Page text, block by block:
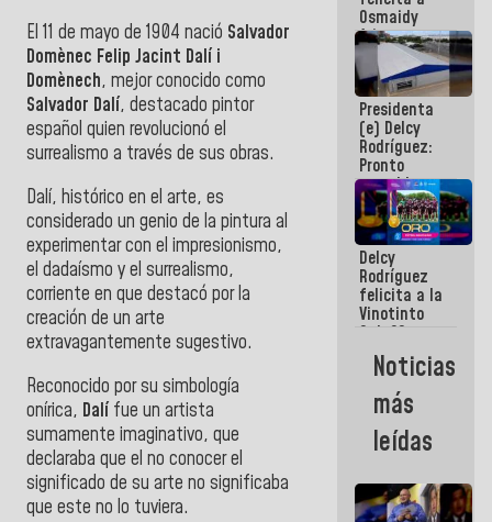
El 11 de mayo de 1904 nació Salvador
Domènec Felip Jacint Dalí i
Domènech, mejor conocido como
Salvador Dalí, destacado pintor
español quien revolucionó el
surrealismo a través de sus obras.
Dalí, histórico en el arte, es
considerado un genio de la pintura al
experimentar con el impresionismo,
el dadaísmo y el surrealismo,
corriente en que destacó por la
creación de un arte
extravagantemente sugestivo.
Reconocido por su simbología
onírica, Dalí fue un artista
sumamente imaginativo, que
declaraba que el no conocer el
significado de su arte no significaba
que este no lo tuviera.
Osmaidy
Arias y
Giraly
Marcano por
hacer
historia en
los
Centroamericanos
Presidenta
(e) Delcy
Rodríguez:
Pronto
restableceremos
las
operaciones
en el
Aeropuerto
Internacional
de
Maiquetía
Delcy
Rodríguez
felicita a la
Vinotinto
Sub 20
campeona
frente
México Sub
23 en los
Centroamericanos
Noticias
más
leídas